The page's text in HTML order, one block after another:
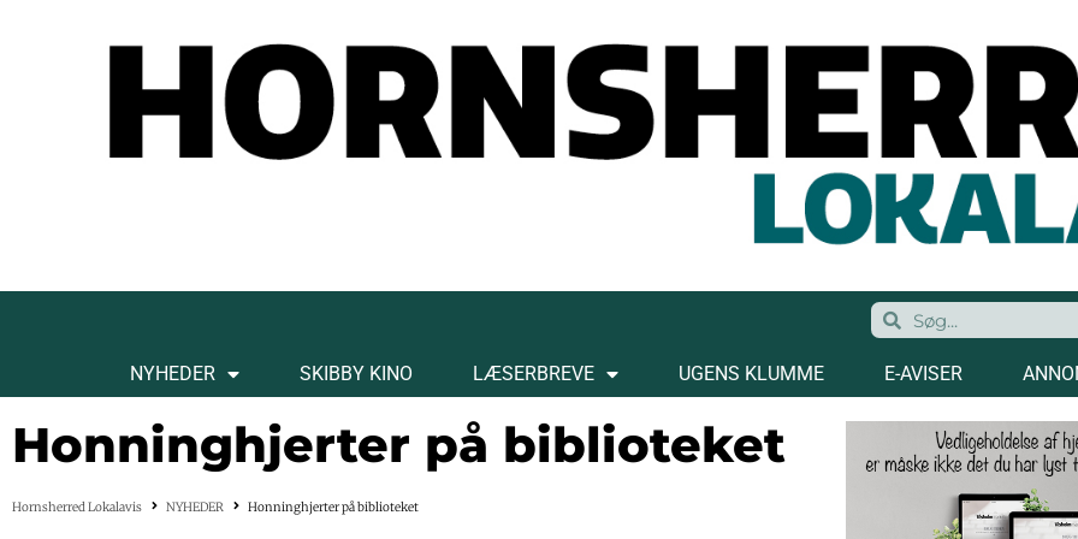
NYHEDER SKIBBY KINO LÆSERBREVE UGENS KLUMME E-AVISER
Honninghjerter på biblioteket
Hornsherred Lokalavis NYHEDER Honninghjerter på biblioteket